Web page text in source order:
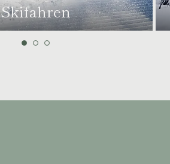
Skifahren